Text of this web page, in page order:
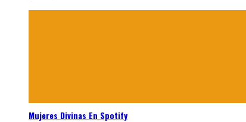
Mujeres Divinas En Spotify